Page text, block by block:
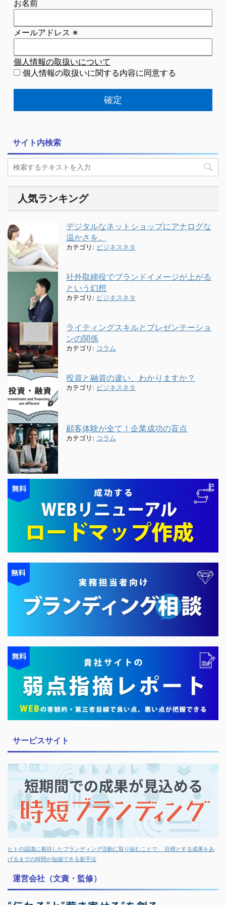
お名前
メールアドレス ※
個人情報の取扱いについて
個人情報の取扱いに関する内容に同意する
サイト内検索
人気ランキング
デジタルなネットショップにアナログな
温かさを。
カテゴリ: ビジネスネタ
社外取締役でブランドイメージが上がる
という幻想
カテゴリ: ビジネスネタ
ライティングスキルとプレゼンテーショ
ンの関係
カテゴリ: コラム
投資と融資の違い、わかりますか？
カテゴリ: ビジネスネタ
顧客体験が全て！企業成功の盲点
カテゴリ: コラム
サービスサイト
ヒトの認識に着目したブランディング活動に取り組むことで、 目標とする成果をあ
げるまでの時間が短縮できる新手法
運営会社（文責・監修）